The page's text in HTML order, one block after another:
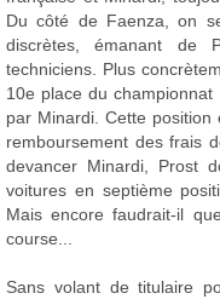
Du côté de Faenza, on
discrètes, émanant de
techniciens. Plus
10e place du
par Minardi. Cette
remboursement des frais
devancer Minardi, Prost
voitures en septième
Mais encore faudrait-il
course...
Sans volant de titulaire